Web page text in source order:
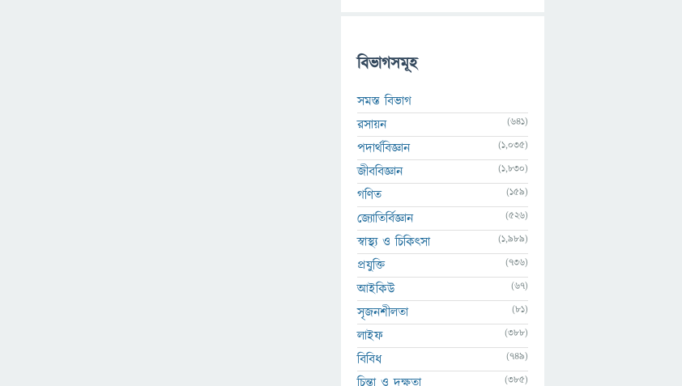
বিভাগসমূহ
সমস্ত বিভাগ
রসায়ন
(641)
পদার্থবিজ্ঞান (1,035)
জীববিজ্ঞান (1,830)
গণিত (159)
জ্যোতির্বিজ্ঞান (526)
স্বাস্থ্য ও চিকিৎসা (1,989)
প্রযুক্তি (736)
আইকিউ (67)
সৃজনশীলতা (81)
লাইফ (388)
বিবিধ (749)
চিন্তা ও দক্ষতা (385)